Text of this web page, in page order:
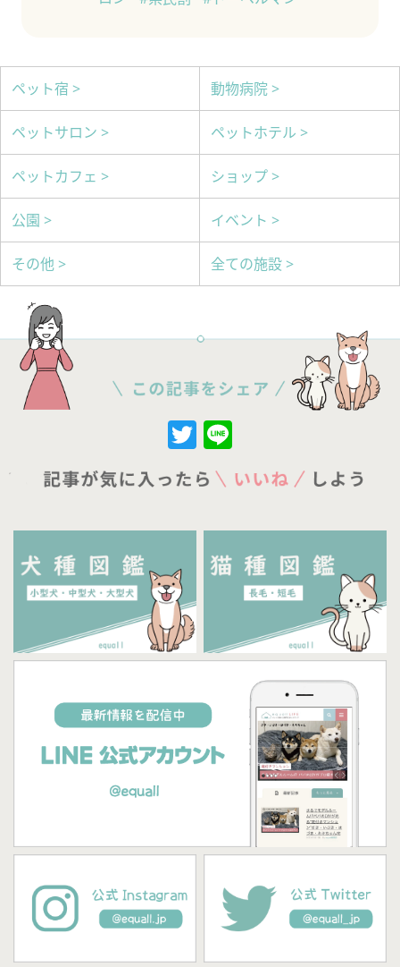
ペット宿 > 動物病院 >
ペットサロン > ペットホテル >
ペットカフェ > ショップ >
公園 > イベント >
その他 > 全ての施設 >
Twitter